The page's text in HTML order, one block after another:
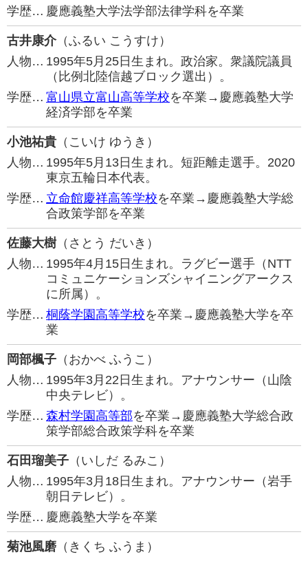
学歴… 慶應義塾大学法学部法律学科を卒業
古井康介（ふるい こうすけ）
人物… 1995年5月25日生まれ。政治家。衆議院議員
（比例北陸信越ブロック選出）。
学歴… 富山県立富山高等学校を卒業→慶應義塾大学
経済学部を卒業
小池祐貴 （こいけ ゆうき）
人物… 1995年5月13日生まれ。短距離走選手。2020
東京五輪日本代表。
学歴… 立命館慶祥高等学校を卒業→慶應義塾大学総
合政策学部を卒業
佐藤大樹（さとう だいき）
人物… 1995年4月15日生まれ。ラグビー選手（NTT
コミュニケーションズシャイニングアークス
に所属）。
学歴… 桐蔭学園高等学校を卒業→慶應義塾大学を卒
業
岡部楓子 （おかべ ふうこ）
人物… 1995年3月22日生まれ。アナウンサー（山陰
中央テレビ）。
学歴… 森村学園高等部を卒業→慶應義塾大学総合政
策学部総合政策学科を卒業
石田瑠美子 （いしだ るみこ）
人物… 1995年3月18日生まれ。アナウンサー（岩手
朝日テレビ）。
学歴… 慶應義塾大学を卒業
菊池風磨（きくち ふうま）